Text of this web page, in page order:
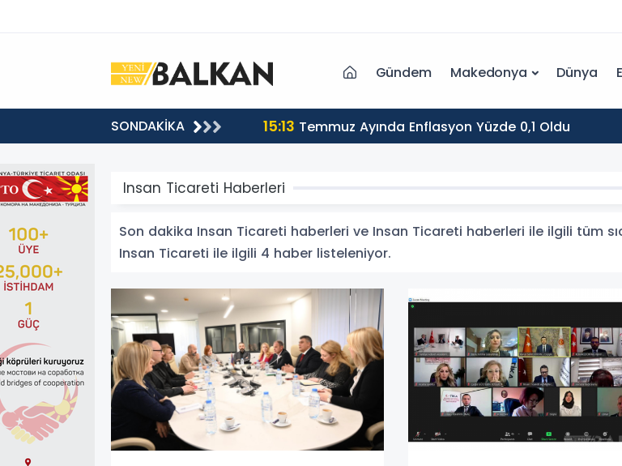
Gündem Makedonya Dünya
SONDAKİKA 15:13 Temmuz Ayında Enflasyon Yüzde 0,1 Oldu
Insan Ticareti Haberleri
Son dakika Insan Ticareti haberleri ve Insan Ticareti haberleri ile ilgili tüm
Insan Ticareti ile ilgili 4 haber listeleniyor.